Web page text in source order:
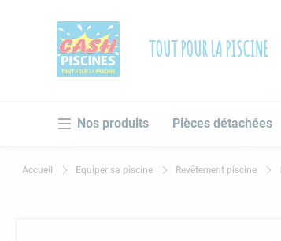
TOUT POUR LA PISCINE
Pièces détachées
Equiper sa piscine Revêtement piscine